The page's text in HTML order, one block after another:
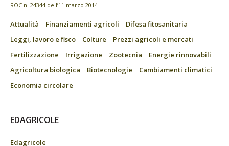
ROC n. 24344 dell’11 marzo 2014
Attualità Finanziamenti agricoli
Difesa fitosanitaria
Leggi, lavoro e fisco
Colture
Prezzi agricoli e mercati
Fertilizzazione
Irrigazione Zootecnia
Energie rinnovabili
Agricoltura biologica
Biotecnologie
Cambiamenti climatici
Economia circolare
EDAGRICOLE
Edagricole